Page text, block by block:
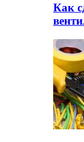
Как